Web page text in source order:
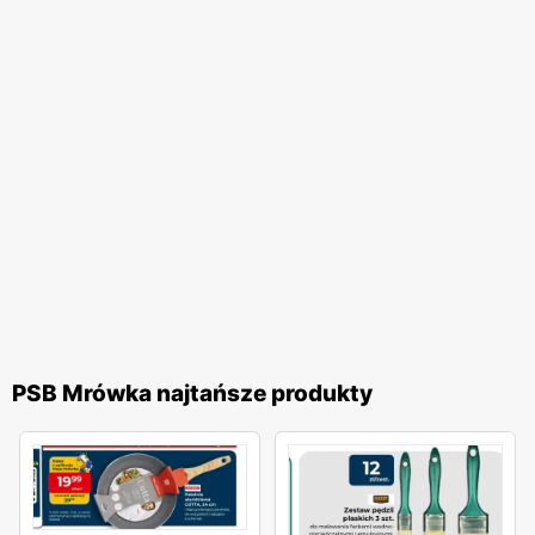
Doskonałym przykładem na to, że niski koszt idzie w parze
za m2Mrówka.
Promocje
PSB Mrówka najtańsze produkty